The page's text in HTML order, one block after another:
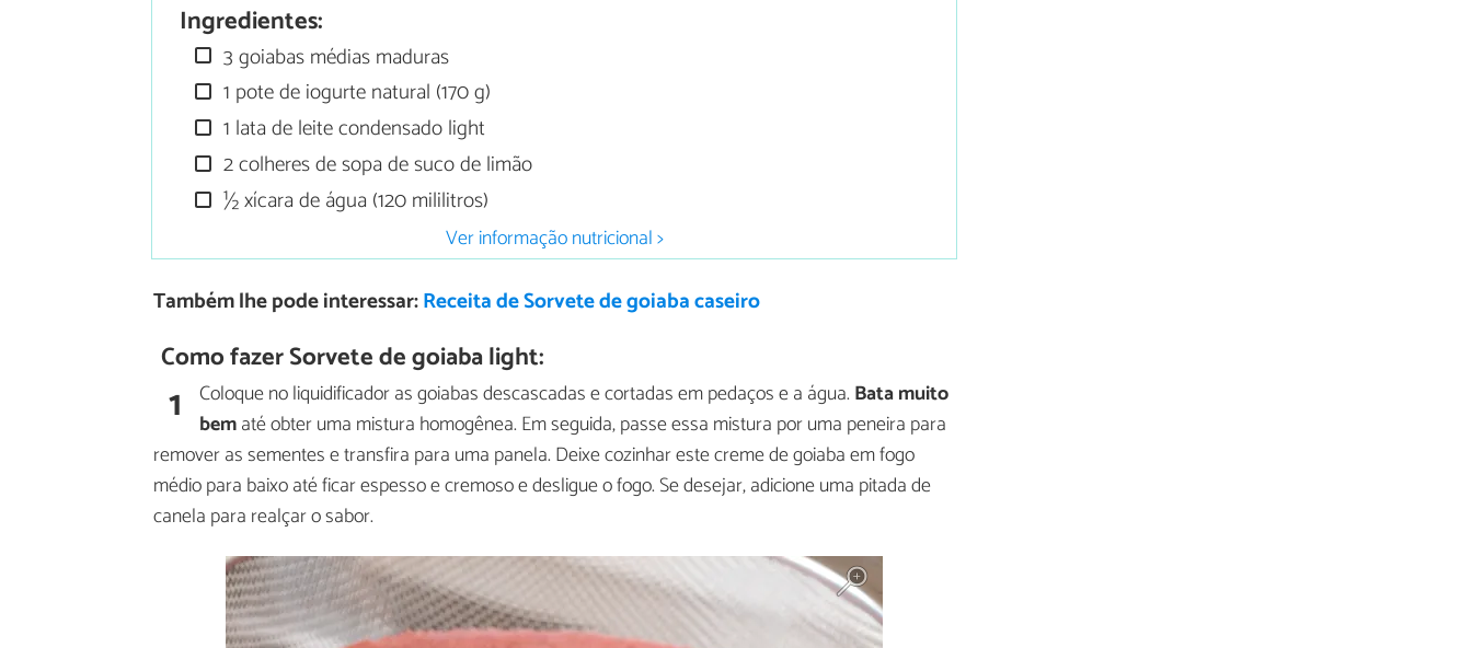
Ingredientes:
3 goiabas médias maduras
1 pote de iogurte natural (170 g)
1 lata de leite condensado light
2 colheres de sopa de suco de limão
½ xícara de água (120 mililitros)
Ver informação nutricional >
Também lhe pode interessar:Receita de Sorvete de goiaba caseiro
Como fazer Sorvete de goiaba light:
1 Coloque no liquidificador as goiabas descascadas e cortadas em pedaços e a água. Bata muito
bematé obter uma mistura homogênea. Em seguida, passe essa mistura por uma peneira para
remover as sementes e transfira para uma panela. Deixe cozinhar este creme de goiaba em fogo
médio para baixo até ficar espesso e cremoso e desligue o fogo. Se desejar, adicione uma pitada de
canela para realçar o sabor.